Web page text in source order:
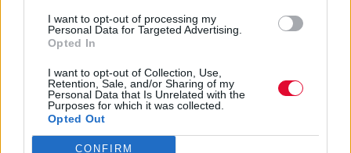
I want to opt-out of processing my
Personal Data for Targeted Advertising.
Opted In
I want to opt-out of Collection, Use,
Retention, Sale, and/or Sharing of my
Personal Data that Is Unrelated with the
Purposes for which it was collected.
Opted Out
CONFIRM